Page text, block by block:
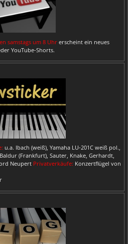
samstags um 8 Uhr erscheint ein neues
YouTube-Shorts.
u.a. Ibach (weiß), Yamaha LU-201C weiß pol.,
(Frankfurt), Sauter, Knake, Gerhardt,
Neupert Privatverkäufe: Konzertflügel von